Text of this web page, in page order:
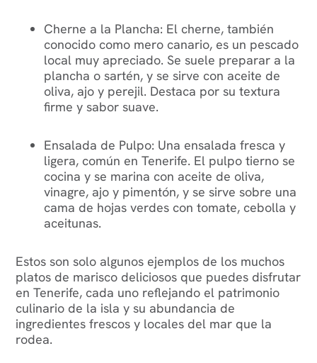
Cherne a la Plancha: El cherne, también
conocido como mero canario, es un pescado
local muy apreciado. Se suele preparar a la
plancha o sartén, y se sirve con aceite de
oliva, ajo y perejil. Destaca por su textura
firme y sabor suave.
Ensalada de Pulpo: Una ensalada fresca y
ligera, común en Tenerife. El pulpo tierno se
cocina y se marina con aceite de oliva,
vinagre, ajo y pimentón, y se sirve sobre una
cama de hojas verdes con tomate, cebolla y
aceitunas.
Estos son solo algunos ejemplos de los muchos
platos de marisco deliciosos que puedes disfrutar
en Tenerife, cada uno reflejando el patrimonio
culinario de la isla y su abundancia de
ingredientes frescos y locales del mar que la
rodea.